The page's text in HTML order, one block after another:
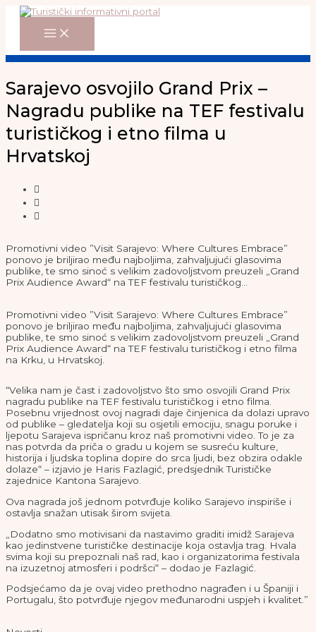
Skip
Menu
Sarajevo osvojilo Grand Prix –
Nagradu publike na TEF festivalu
turističkog i etno filma u
Hrvatskoj
Promotivni video ”Visit Sarajevo: Where Cultures Embrace”
ponovo je briljirao među najboljima, zahvaljujući glasovima
publike, te smo sinoć s velikim zadovoljstvom preuzeli „Grand
Prix Audience Award“ na TEF festivalu turističkog…
Promotivni video ”Visit Sarajevo: Where Cultures Embrace”
ponovo je briljirao među najboljima, zahvaljujući glasovima
publike, te smo sinoć s velikim zadovoljstvom preuzeli „Grand
Prix Audience Award“ na TEF festivalu turističkog i etno filma
na Krku, u Hrvatskoj.
“Velika nam je čast i zadovoljstvo što smo osvojili Grand Prix
nagradu publike na TEF festivalu turističkog i etno filma.
Posebnu vrijednost ovoj nagradi daje činjenica da dolazi upravo
od publike – gledatelja koji su osjetili emociju, snagu poruke i
ljepotu Sarajeva ispričanu kroz naš promotivni video. To je za
nas potvrda da priča o gradu u kojem se susreću kulture,
historija i ljudska toplina dopire do srca ljudi, bez obzira odakle
dolaze“ – izjavio je Haris Fazlagić, predsjednik Turističke
zajednice Kantona Sarajevo.
Ova nagrada još jednom potvrđuje koliko Sarajevo inspiriše i
ostavlja snažan utisak širom svijeta.
„Dodatno smo motivisani da nastavimo graditi imidž Sarajeva
kao jedinstvene turističke destinacije koja ostavlja trag. Hvala
svima koji su prepoznali naš rad, kao i organizatorima festivala
na izuzetnoj atmosferi i podršci“ – dodao je Fazlagić.
Podsjećamo da je ovaj video prethodno nagrađen i u Španiji i
Portugalu, što potvrđuje njegov međunarodni uspjeh i kvalitet.”